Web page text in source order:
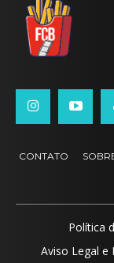
CONTATO
Política
Aviso Legal e